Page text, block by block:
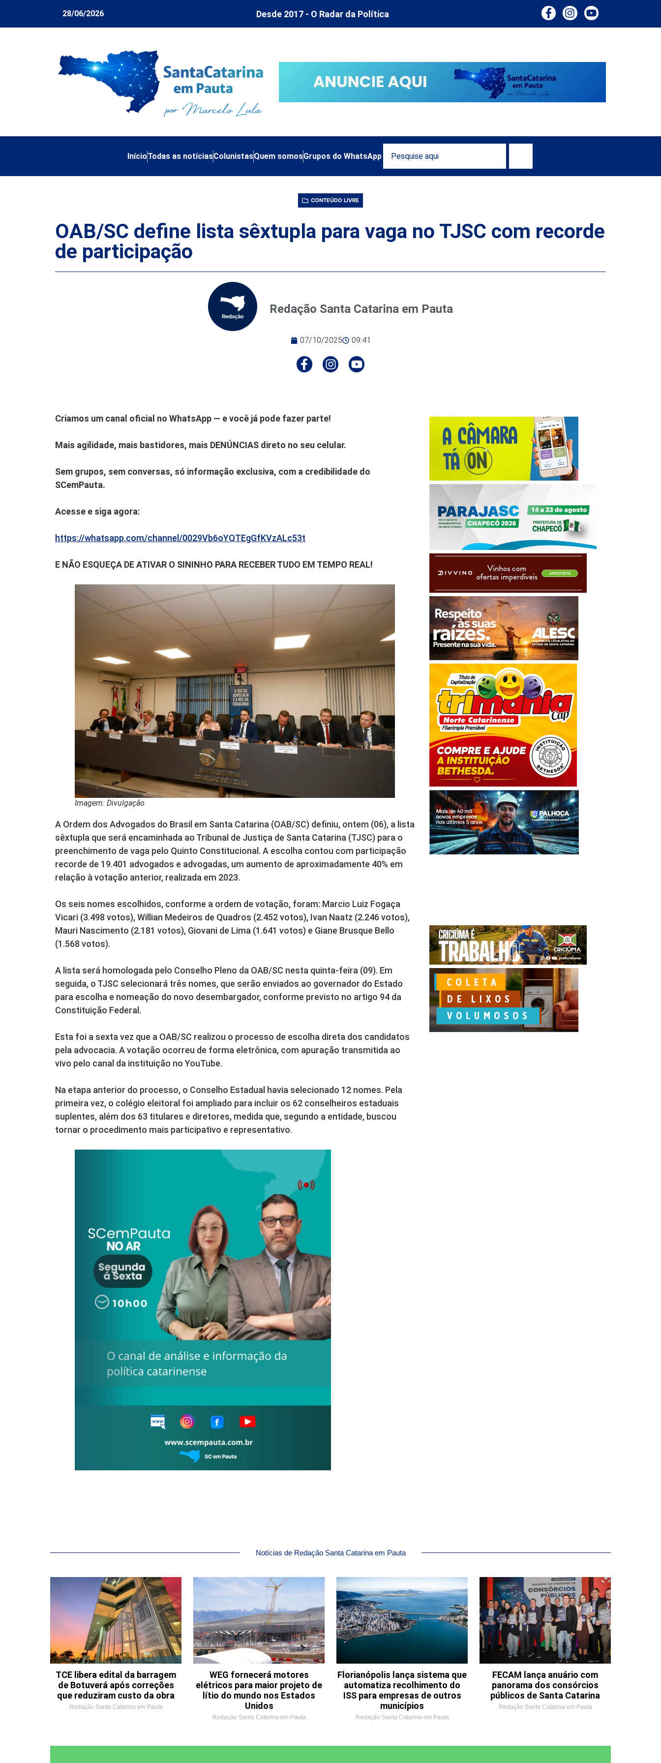
28/06/2026 Desde 2017 - O Radar da Política
InícioTodas as notíciasColunistasQuem somosGrupos do WhatsApp
CONTEÚDO LIVRE
OAB/SC define lista sêxtupla para vaga no TJSC com recorde
de participação
Redação Santa Catarina em Pauta
07/10/2025 09:41
Criamos um canal oficial no WhatsApp — e você já pode fazer parte!
Mais agilidade, mais bastidores, mais DENÚNCIAS direto no seu celular.
Sem grupos, sem conversas, só informação exclusiva, com a credibilidade do
SCemPauta.
Acesse e siga agora:
https://whatsapp.com/channel/0029Vb6oYQTEgGfKVzALc53t
E NÃO ESQUEÇA DE ATIVAR O SININHO PARA RECEBER TUDO EM TEMPO REAL!
Imagem: Divulgação
A Ordem dos Advogados do Brasil em Santa Catarina (OAB/SC) definiu, ontem (06), a lista
sêxtupla que será encaminhada ao Tribunal de Justiça de Santa Catarina (TJSC) para o
preenchimento de vaga pelo Quinto Constitucional. A escolha contou com participação
recorde de 19.401 advogados e advogadas, um aumento de aproximadamente 40% em
relação à votação anterior, realizada em 2023.
Os seis nomes escolhidos, conforme a ordem de votação, foram: Marcio Luiz Fogaça
Vicari (3.498 votos), Willian Medeiros de Quadros (2.452 votos), Ivan Naatz (2.246 votos),
Mauri Nascimento (2.181 votos), Giovani de Lima (1.641 votos) e Giane Brusque Bello
(1.568 votos).
A lista será homologada pelo Conselho Pleno da OAB/SC nesta quinta-feira (09). Em
seguida, o TJSC selecionará três nomes, que serão enviados ao governador do Estado
para escolha e nomeação do novo desembargador, conforme previsto no artigo 94 da
Constituição Federal.
Esta foi a sexta vez que a OAB/SC realizou o processo de escolha direta dos candidatos
pela advocacia. A votação ocorreu de forma eletrônica, com apuração transmitida ao
vivo pelo canal da instituição no YouTube.
Na etapa anterior do processo, o Conselho Estadual havia selecionado 12 nomes. Pela
primeira vez, o colégio eleitoral foi ampliado para incluir os 62 conselheiros estaduais
suplentes, além dos 63 titulares e diretores, medida que, segundo a entidade, buscou
tornar o procedimento mais participativo e representativo.
Notícias de Redação Santa Catarina em Pauta
TCE libera edital da barragem
de Botuverá após correções
que reduziram custo da obra
Redação Santa Catarina em Pauta
WEG fornecerá motores
elétricos para maior projeto de
lítio do mundo nos Estados
Unidos
Redação Santa Catarina em Pauta
Florianópolis lança sistema que
automatiza recolhimento do
ISS para empresas de outros
municípios
Redação Santa Catarina em Pauta
FECAM lança anuário com
panorama dos consórcios
públicos de Santa Catarina
Redação Santa Catarina em Pauta